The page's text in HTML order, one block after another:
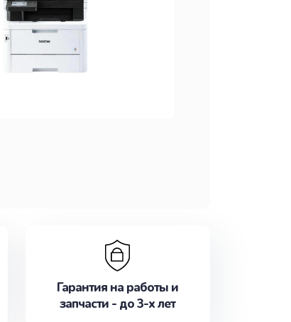
Гарантия на работы и
запчасти - до 3-х лет